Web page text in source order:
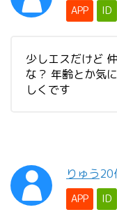
APP ID
少しエスだけど
な？ 年齢とか気
しくです
りゅう20
APP ID